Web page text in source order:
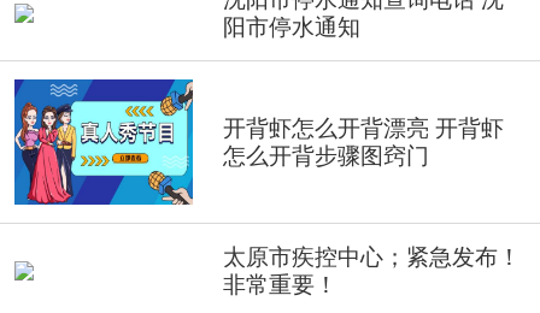
阳市停水通知
开背虾怎么开背漂亮 开背虾
怎么开背步骤图窍门
太原市疾控中心；紧急发布！
非常重要！